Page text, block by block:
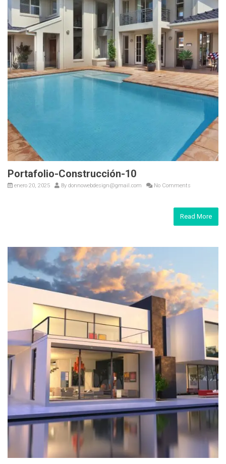
Portafolio-Construcción-10
enero 20, 2025 By donnowebdesign@gmail.com No Comments
Read More